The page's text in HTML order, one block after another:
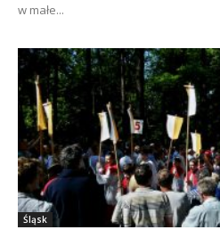
w małe...
Śląsk